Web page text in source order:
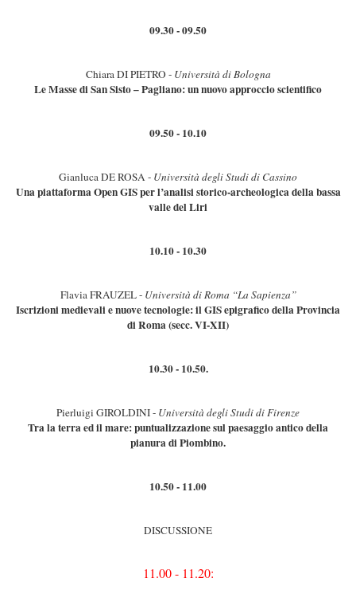
09.30 - 09.50
Chiara DI PIETRO - Università di Bologna
Le Masse di San Sisto – Pagliano: un nuovo approccio scientifico
09.50 - 10.10
Gianluca DE ROSA - Università degli Studi di Cassino
Una piattaforma Open GIS per l’analisi storico-archeologica della bassa
valle del Liri
10.10 - 10.30
Flavia FRAUZEL - Università di Roma “La Sapienza”
Iscrizioni medievali e nuove tecnologie: il GIS epigrafico della Provincia
di Roma (secc. VI-XII)
10.30 - 10.50.
Pierluigi GIROLDINI - Università degli Studi di Firenze
Tra la terra ed il mare: puntualizzazione sul paesaggio antico della
pianura di Piombino.
10.50 - 11.00
DISCUSSIONE
11.00 - 11.20: